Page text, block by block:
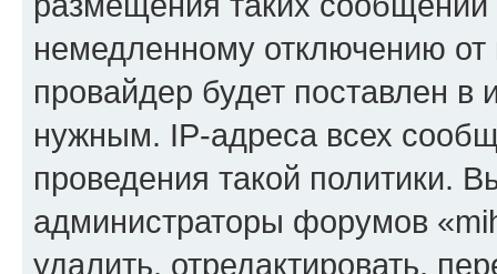
немедленному отключению
провайдер будет поставлен в
нужным. IP-адреса всех
проведения такой политики.
администраторы форумов
удалить, отредактировать,